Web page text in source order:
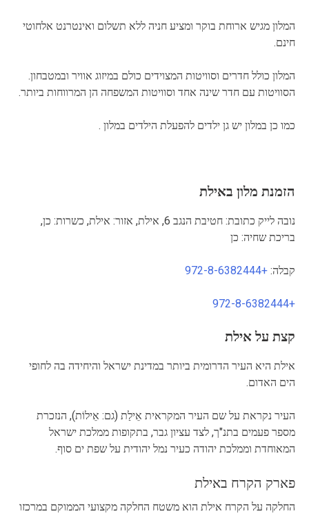
המלון מגיש ארוחת בוקר ומציע חניה ללא תשלום ואינטרנט אלחוטי
חינם.
המלון כולל חדרים וסוויטות המצוידים כולם במיזוג אוויר ובמטבחון.
הסוויטות עם חדר שינה אחד וסוויטות המשפחה הן המרווחות ביותר.
כמו כן במלון יש גן ילדים להפעלת הילדים במלון .
הזמנת מלון באילת
נובה לייק כתובת: חטיבת הנגב 6, אילת, אזור: אילת, כשרות: כן,
בריכת שחיה: כן
קבלה: +972-8-6382444
+972-8-6382444
קצת על אילת
אילת היא העיר הדרומית ביותר במדינת ישראל והיחידה בה לחופי
הים האדום.
העיר נקראת על שם העיר המקראית אֵילַת (גם: אֵילוֹת), הנזכרת
מספר פעמים בתנ"ך, לצד עציון גבר, בתקופות ממלכת ישראל
המאוחדת וממלכת יהודה כעיר נמל יהודית על שפת ים סוף.
פארק הקרח באילת
החלקה על הקרח אילת הוא משטח החלקה מקצועי הממוקם במרכזו